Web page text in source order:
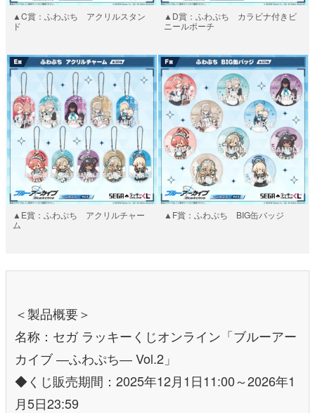
▲C賞：ふわぷち アクリルスタン
ド
▲D賞：ふわぷち カラビナ付きビ
ニールポーチ
▲E賞：ふわぷち アクリルチャー
ム
▲F賞：ふわぷち BIG缶バッジ
＜製品概要＞
名称：セガ ラッキーくじオンライン「ブルーアー
カイブ ―ふわぷち― Vol.2」
◆くじ販売期間：2025年12月1日11:00～2026年1
月5日23:59